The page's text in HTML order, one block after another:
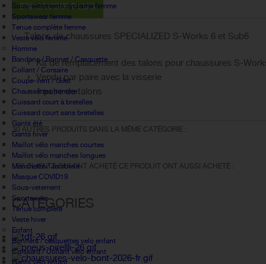
Sous-vêtements cyclisme femme
Sportswear femme
Tenue complète femme
Veste vélo femme
Homme
Bandana / Bonnet / Casquette
Collant / Corsaire
Coupe-vent / Gilet
Chaussettes homme
Cuissard court à bretelles
Cuissard court sans bretelles
Gants été
Gants hiver
Maillot vélo manches courtes
Maillot vélo manches longues
Manchette / Jambiere
Masque COVID19
Sous-vetement
Sportswear
Tenue complète
Veste hiver
Enfant
Bonnets / casquettes velo enfant
Cuissard / Collant vélo enfant
Gants vélo enfant
EN SAVOIR PLUS
Talons de chaussures SPECIALIZED S-Works 6 et Sub6
Kit de remplacement des talons pour chaussures S-
Vendu par paire avec la visserie
1 paire de talons
30 AUTRES PRODUITS DANS LA MÊME CATÉGORIE :
LES CLIENTS QUI ONT ACHETÉ CE PRODUIT ONT AUSSI ACHETÉ :
CATÉGORIES